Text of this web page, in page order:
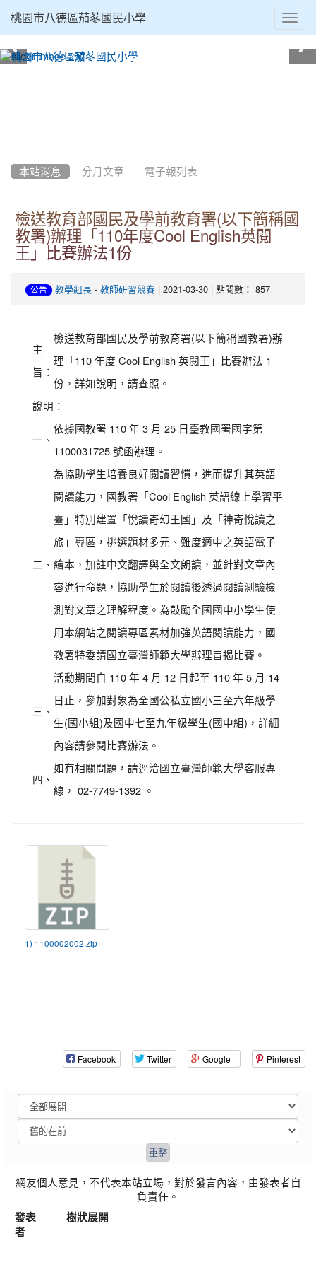
桃園市八德區茄苳國民小學
本站消息 分月文章 電子報列表
檢送教育部國民及學前教育署(以下簡稱國
教署)辦理「110年度Cool English英閱
王」比賽辦法1份
公告 教學組長 - 教師研習競賽 | 2021-03-30 | 點閱數： 857
主
旨：
檢送教育部國民及學前教育署(以下簡稱國教署)辦
理「110 年度 Cool English 英閱王」比賽辦法 1
份，詳如說明，請查照。
說明：
一、
依據國教署 110 年 3 月 25 日臺教國署國字第
1100031725 號函辦理。
二、
為協助學生培養良好閱讀習慣，進而提升其英語
閱讀能力，國教署「Cool English 英語線上學習平
臺」特別建置「悅讀奇幻王國」及「神奇悅讀之
旅」專區，挑選題材多元、難度適中之英語電子
繪本，加註中文翻譯與全文朗讀，並針對文章內
容進行命題，協助學生於閱讀後透過閱讀測驗檢
測對文章之理解程度。為鼓勵全國國中小學生使
用本網站之閱讀專區素材加強英語閱讀能力，國
教署特委請國立臺灣師範大學辦理旨揭比賽。
三、
活動期間自 110 年 4 月 12 日起至 110 年 5 月 14
日止，參加對象為全國公私立國小三至六年級學
生(國小組)及國中七至九年級學生(國中組)，詳細
內容請參閱比賽辦法。
四、
如有相關問題，請逕洽國立臺灣師範大學客服專
線， 02-7749-1392 。
1) 1100002002.zip
Facebook Twitter Google+ Pinterest
網友個人意見，不代表本站立場，對於發言內容，由發表者自
負責任。
發表
者
樹狀展開